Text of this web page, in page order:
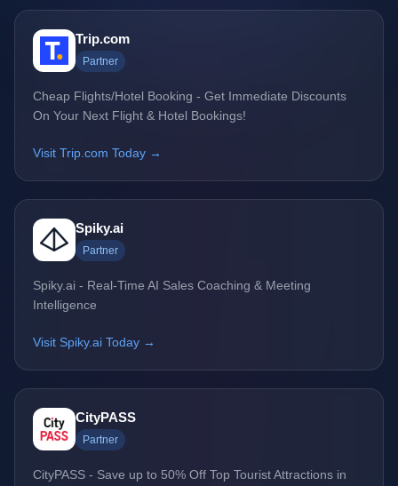
Trip.com
Partner
Cheap Flights/Hotel Booking - Get Immediate Discounts
On Your Next Flight & Hotel Bookings!
Visit Trip.com Today →
Spiky.ai
Partner
Spiky.ai - Real-Time AI Sales Coaching & Meeting
Intelligence
Visit Spiky.ai Today →
CityPASS
Partner
CityPASS - Save up to 50% Off Top Tourist Attractions in